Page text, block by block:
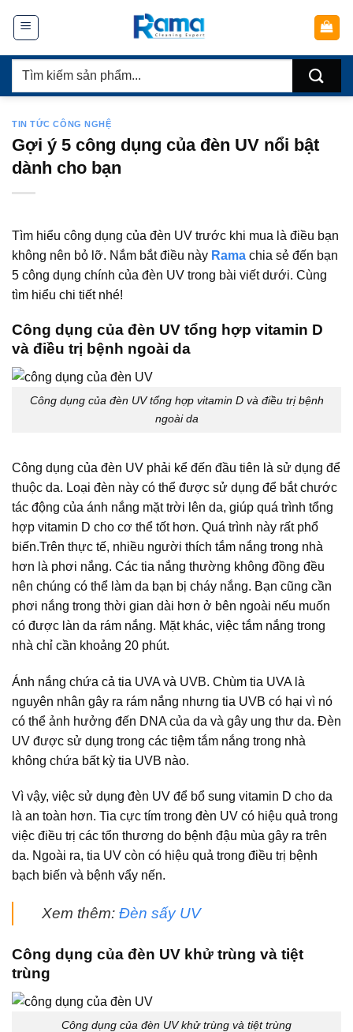
dung
Tìm
TIN TỨC CÔNG NGHỆ
Gợi ý 5 công dụng của đèn UV nổi bật
dành cho bạn
Tìm hiểu công dụng của đèn UV trước khi mua là điều bạn
không nên bỏ lỡ. Nắm bắt điều này Rama chia sẻ đến bạn
5 công dụng chính của đèn UV trong bài viết dưới. Cùng
tìm hiểu chi tiết nhé!
Công dụng của đèn UV tổng hợp vitamin D
và điều trị bệnh ngoài da
Công dụng của đèn UV tổng hợp vitamin D và điều trị bệnh
ngoài da
Công dụng của đèn UV phải kể đến đầu tiên là sử dụng để
thuộc da. Loại đèn này có thể được sử dụng để bắt chước
tác động của ánh nắng mặt trời lên da, giúp quá trình tổng
hợp vitamin D cho cơ thể tốt hơn. Quá trình này rất phổ
biến.Trên thực tế, nhiều người thích tắm nắng trong nhà
hơn là phơi nắng. Các tia nắng thường không đồng đều
nên chúng có thể làm da bạn bị cháy nắng. Bạn cũng cần
phơi nắng trong thời gian dài hơn ở bên ngoài nếu muốn
có được làn da rám nắng. Mặt khác, việc tắm nắng trong
nhà chỉ cần khoảng 20 phút.
Ánh nắng chứa cả tia UVA và UVB. Chùm tia UVA là
nguyên nhân gây ra rám nắng nhưng tia UVB có hại vì nó
có thể ảnh hưởng đến DNA của da và gây ung thư da. Đèn
UV được sử dụng trong các tiệm tắm nắng trong nhà
không chứa bất kỳ tia UVB nào.
Vì vậy, việc sử dụng đèn UV để bổ sung vitamin D cho da
là an toàn hơn. Tia cực tím trong đèn UV có hiệu quả trong
việc điều trị các tổn thương do bệnh đậu mùa gây ra trên
da. Ngoài ra, tia UV còn có hiệu quả trong điều trị bệnh
bạch biến và bệnh vẩy nến.
Xem thêm: Đèn sấy UV
Công dụng của đèn UV khử trùng và tiệt
trùng
Công dụng của đèn UV khử trùng và tiệt trùng